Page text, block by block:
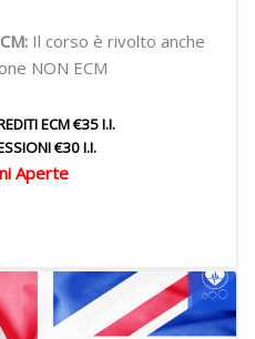
Il corso è rivolto anche
NON ECM
ECM €35 I.I.
€30 I.I.
Aperte